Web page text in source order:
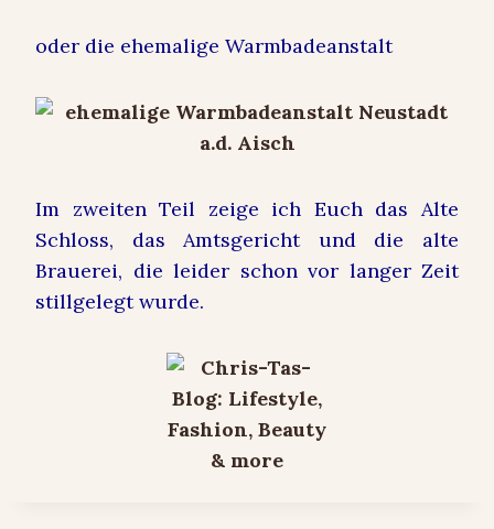
oder die ehemalige Warmbadeanstalt
Im zweiten Teil zeige ich Euch das Alte
Schloss, das Amtsgericht und die alte
Brauerei, die leider schon vor langer Zeit
stillgelegt wurde.